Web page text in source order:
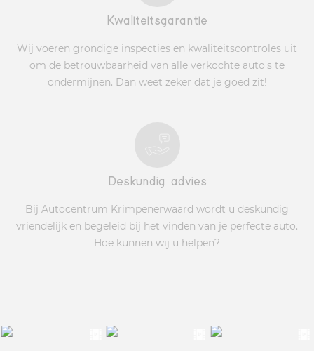
Kwaliteitsgarantie
Wij voeren grondige inspecties en kwaliteitscontroles uit
om de betrouwbaarheid van alle verkochte auto's te
ondermijnen. Dan weet zeker dat je goed zit!
Deskundig advies
Bij Autocentrum Krimpenerwaard wordt u deskundig
vriendelijk en begeleid bij het vinden van je perfecte auto.
Hoe kunnen wij u helpen?